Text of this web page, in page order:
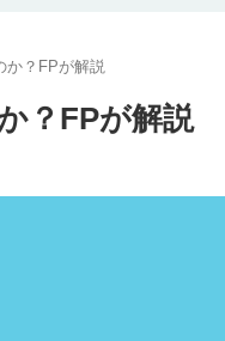
か？FPが解説
？FPが解説